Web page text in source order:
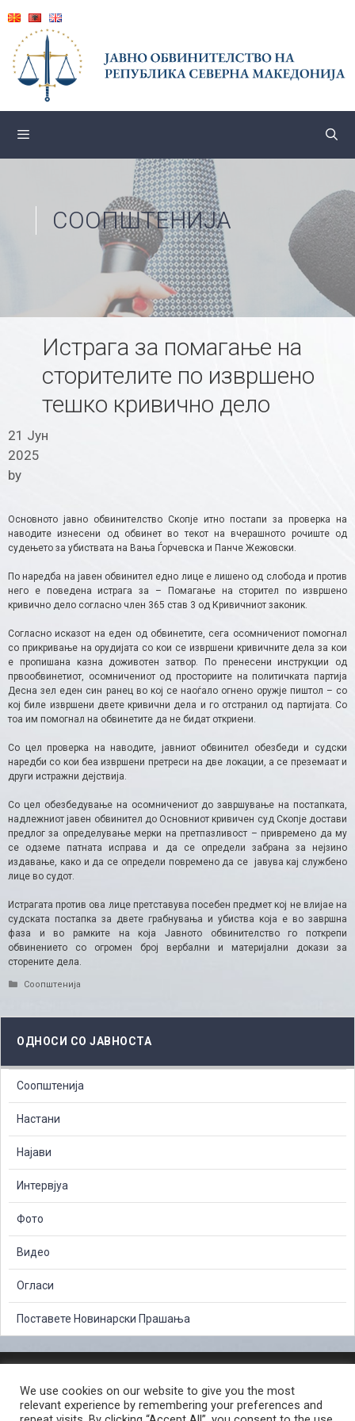
content
СООПШТЕНИЈА
Истрага за помагање на
сторителите по извршено
тешко кривично дело
21 Јун
2025
by
Основното јавно обвинителство Скопје итно постапи за проверка на
наводите изнесени од обвинет во текот на вчерашното рочиште од
судењето за убиствата на Вања Ѓорчевска и Панче Жежовски.
По наредба на јавен обвинител едно лице е лишено од слобода и против
него е поведена истрага за – Помагање на сторител по извршено
кривично дело согласно член 365 став 3 од Кривичниот законик.
Согласно исказот на еден од обвинетите, сега осомничениот помогнал
со прикривање на орудијата со кои се извршени кривичните дела за кои
е пропишана казна доживотен затвор. По пренесени инструкции од
првообвинетиот, осомничениот од просториите на политичката партија
Десна зел еден син ранец во кој се наоѓало огнено оружје пиштол – со
кој биле извршени двете кривични дела и го отстранил од партијата. Со
тоа им помогнал на обвинетите да не бидат откриени.
Со цел проверка на наводите, јавниот обвинител обезбеди и судски
наредби со кои беа извршени претреси на две локации, а се преземаат и
други истражни дејствија.
Со цел обезбедување на осомничениот до завршување на постапката,
надлежниот јавен обвинител до Основниот кривичен суд Скопје достави
предлог за определување мерки на претпазливост – привремено да му
се одземе патната исправа и да се определи забрана за нејзино
издавање, како и да се определи повремено да се јавува кај службено
лице во судот.
Истрагата против ова лице претставува посебен предмет кој не влијае на
судската постапка за двете грабнувања и убиства која е во завршна
фаза и во рамките на која Јавното обвинителство го поткрепи
обвинението со огромен број вербални и материјални докази за
сторените дела.
Categories
Соопштенија
ОДНОСИ СО ЈАВНОСТА
Соопштенија
Настани
Најави
Интервјуа
Фото
Видео
Огласи
Поставете Новинарски Прашања
СЛОБОДЕН ПРИСТАП ДО ИНФОРМАЦИИ ОД ЈАВЕН КАРАКТЕР
ПОСТАПКА ЗА ПРИЈАВА НА КРИВИЧНО ДЕЛО
КОРИСНИ ЛИНКОВИ
We use cookies on our website to give you the most
relevant experience by remembering your preferences and